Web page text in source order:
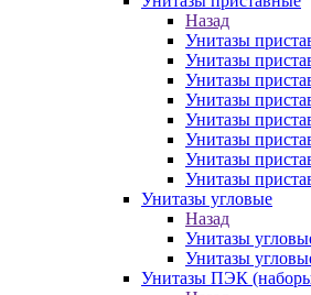
Назад
Унитазы
Унитазы
Унитазы
Унитазы
Унитазы
Унитазы
Унитазы
Унитазы
Унитазы угловые
Назад
Унитазы
Унитазы
Унитазы ПЭК